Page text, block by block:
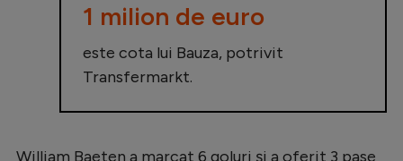
1 milion de euro
este cota lui Bauza, potrivit
Transfermarkt.
William Baeten a marcat 6 goluri și a oferit 3 pase